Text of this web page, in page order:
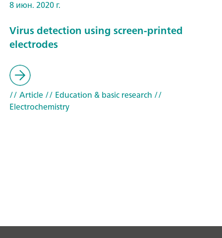
8 июн. 2020 г.
Virus detection using screen-printed
electrodes
// Article// Education & basic research //
Electrochemistry